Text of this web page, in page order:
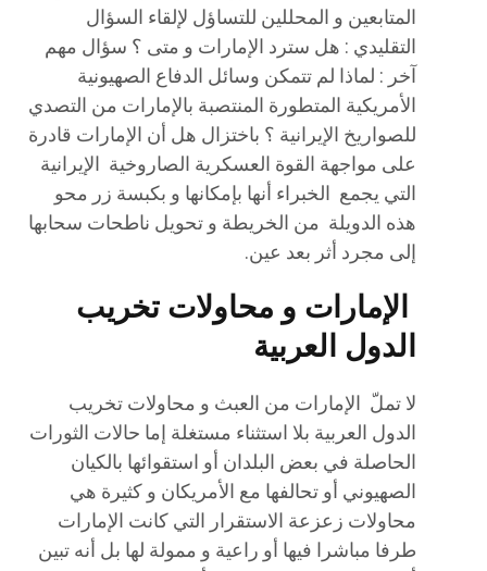
المتابعين و المحللين للتساؤل لإلقاء السؤال
التقليدي : هل سترد الإمارات و متى ؟ سؤال مهم
آخر : لماذا لم تتمكن وسائل الدفاع الصهيونية
الأمريكية المتطورة المنتصبة بالإمارات من التصدي
للصواريخ الإيرانية ؟ باختزال هل أن الإمارات قادرة
على مواجهة القوة العسكرية الصاروخية الإيرانية
التي يجمع الخبراء أنها بإمكانها و بكبسة زر محو
هذه الدويلة من الخريطة و تحويل ناطحات سحابها
إلى مجرد أثر بعد عين.
الإمارات و محاولات تخريب
الدول العربية
لا تملّ الإمارات من العبث و محاولات تخريب
الدول العربية بلا استثناء مستغلة إما حالات الثورات
الحاصلة في بعض البلدان أو استقوائها بالكيان
الصهيوني أو تحالفها مع الأمريكان و كثيرة هي
محاولات زعزعة الاستقرار التي كانت الإمارات
طرفا مباشرا فيها أو راعية و ممولة لها بل أنه تبين